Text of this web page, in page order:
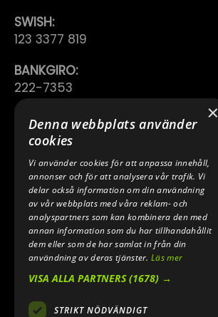
SWISH:
123 3377 819
BANKGIRO:
222-7353
TELEFON:
0640 200 50
E-POST:
INFO@SPEEDSHOPEN.SE
ÅNGRA MITT KÖP
×
Denna webbplats använder
cookies
Vi använder cookies för att anpassa innehåll,
annonser och för att analysera vår trafik. Vi
delar också information om din användning
av vår webbplats med våra reklam- och
analyspartners som kan kombinera den med
annan information som du har tillhandahållit
dem eller som de har samlat in från din
användning av deras tjänster.Läs mer
VISA ALLA PARTNERS(1678) →
STRIKT NÖDVÄNDIGT